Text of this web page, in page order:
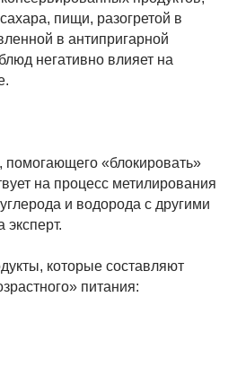
пищи, разогретой в
в антипригарной
негативно влияет на
помогающего «блокировать»
на процесс метилирования
и водорода с другими
которые составляют
питания: